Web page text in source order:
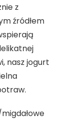
z
źródłem
nasz jogurt